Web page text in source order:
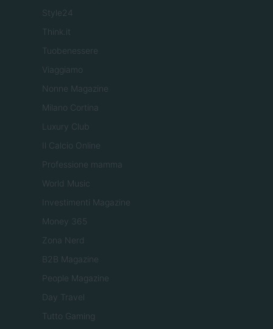
Style24
Think.it
Tuobenessere
Viaggiamo
Nonne Magazine
Milano Cortina
Luxury Club
Il Calcio Online
Professione mamma
World Music
Investimenti Magazine
Money 365
Zona Nerd
B2B Magazine
People Magazine
Day Travel
Tutto Gaming